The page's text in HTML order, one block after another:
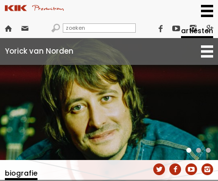
      
artiesten
Yorick van Norden
biografie    